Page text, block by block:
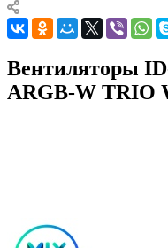
Вентиляторы
ARGB-W TRIO